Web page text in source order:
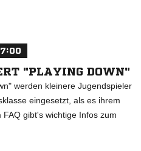
"PLAYING DOWN"
werden kleinere Jugendspieler
eingesetzt, als es ihrem
gibt's wichtige Infos zum